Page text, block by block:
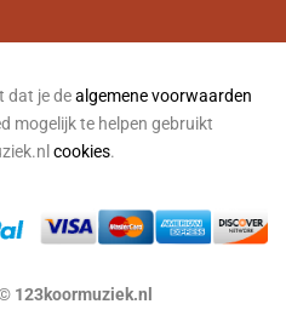
dat je dealgemene voorwaarden
mogelijk te helpen gebruikt
cookies.
123koormuziek.nl